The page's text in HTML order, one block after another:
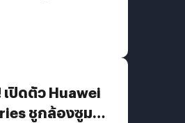
เปิดตัว Huawei
ชูกล้องซูม